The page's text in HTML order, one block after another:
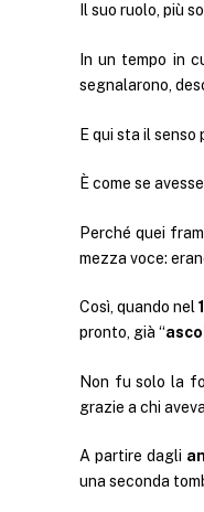
Il suo ruolo, più
In un tempo in
segnalarono,
E qui sta il senso
È come se
Perché quei
mezza voce:
Così, quando nel
pronto, già “
Non fu solo la
grazie a chi
A partire dagli
una seconda